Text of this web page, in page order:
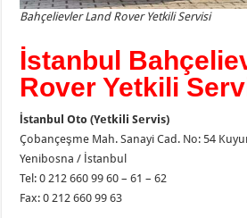
Bahçelievler Land Rover Yetkili Servisi
İstanbul
Rover Yetkili
İstanbul Oto (Yetkili Servis)
Çobançeşme Mah. Sanayi Cad. No: 54
Yenibosna / İstanbul
Tel: 0 212 660 99 60 – 61 – 62
Fax: 0 212 660 99 63